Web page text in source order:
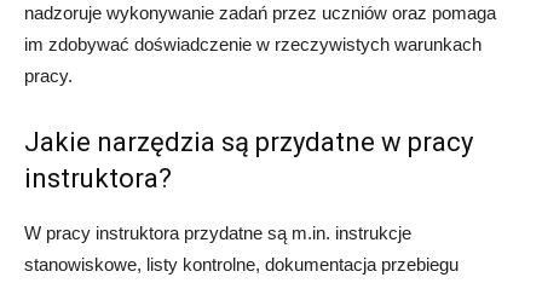
nadzoruje wykonywanie zadań przez uczniów oraz pomaga
im zdobywać doświadczenie w rzeczywistych warunkach
pracy.
Jakie narzędzia są przydatne w pracy
instruktora?
W pracy instruktora przydatne są m.in. instrukcje
stanowiskowe, listy kontrolne, dokumentacja przebiegu